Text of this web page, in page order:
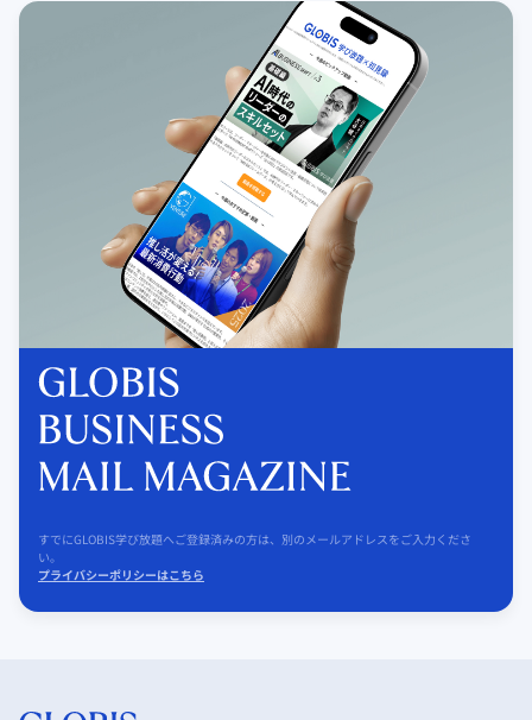
すでにGLOBIS学び放題へご登録済みの方は、別のメールアドレスをご入力くださ
い。
プライバシーポリシーはこちら